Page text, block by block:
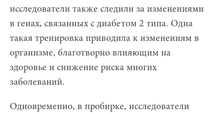
исследователи также следили за изменениями
в генах, связанных с диабетом 2 типа. Одна
такая тренировка приводила к изменениям в
организме, благотворно влияющим на
здоровье и снижение риска многих
заболеваний.
Одновременно, в пробирке, исследователи